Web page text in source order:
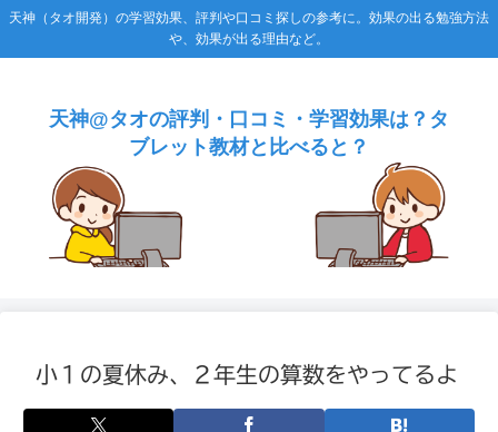
天神（タオ開発）の学習効果、評判や口コミ探しの参考に。効果の出る勉強方法
や、効果が出る理由など。
天神@タオの評判・口コミ・学習効果は？タ
ブレット教材と比べると？
小１の夏休み、２年生の算数をやってるよ